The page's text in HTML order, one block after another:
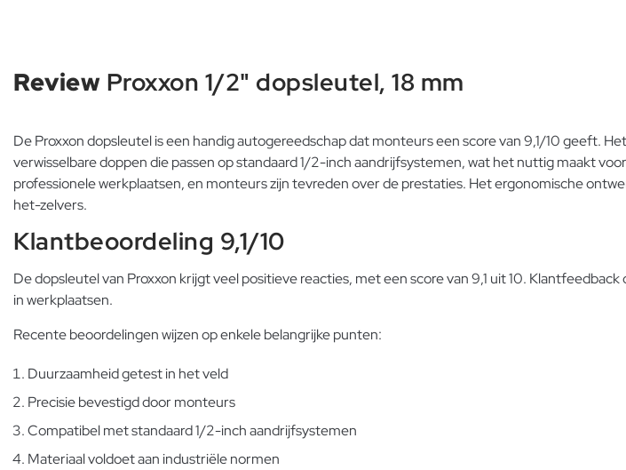
Review Proxxon 1/2" dopsleutel, 18 mm
De Proxxon dopsleutel is een handig autogereedschap dat monteurs een score van 9,1/10 geeft.
verwisselbare doppen die passen op standaard 1/2-inch aandrijfsystemen, wat het nuttig maakt
professionele werkplaatsen, en monteurs zijn tevreden over de prestaties. Het ergonomische
het-zelvers.
Klantbeoordeling 9,1/10
De dopsleutel van Proxxon krijgt veel positieve reacties, met een score van 9,1 uit 10.
in werkplaatsen.
Recente beoordelingen wijzen op enkele belangrijke punten:
Duurzaamheid getest in het veld
Precisie bevestigd door monteurs
Compatibel met standaard 1/2-inch aandrijfsystemen
Materiaal voldoet aan industriële normen